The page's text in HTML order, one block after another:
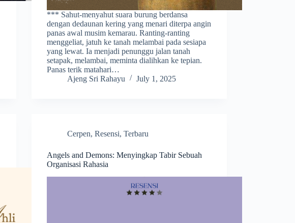
*** Sahut-menyahut suara burung berdansa
dengan dedaunan kering yang menari diterpa angin
panas awal musim kemarau. Ranting-ranting
menggeliat, jatuh ke tanah melambai pada sesiapa
yang lewat. Ia menjadi penunggu jalan tanah
setapak, melambai, meminta dialihkan ke tepian.
Panas terik matahari…
Ajeng Sri Rahayu
July 1, 2025
Cerpen,Resensi,Terbaru
Angels and Demons: Menyingkap Tabir Sebuah
Organisasi Rahasia